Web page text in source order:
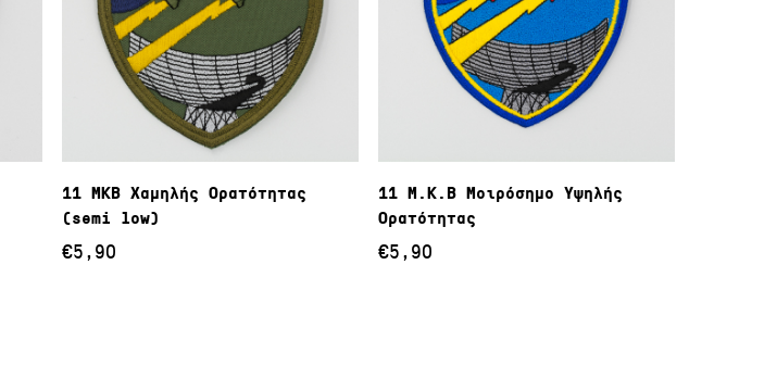
Προσθήκη Στο Καλάθι
11 ΜΚΒ Χαμηλής Ορατότητας
(semi low)
€5,90
Προσθήκη Στο Καλάθι
11 Μ.Κ.Β Μοιρόσημο Υψηλής
Ορατότητας
€5,90